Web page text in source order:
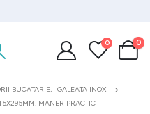
0 0
BUCATARIE,
GALEATA INOX
MANER PRACTIC